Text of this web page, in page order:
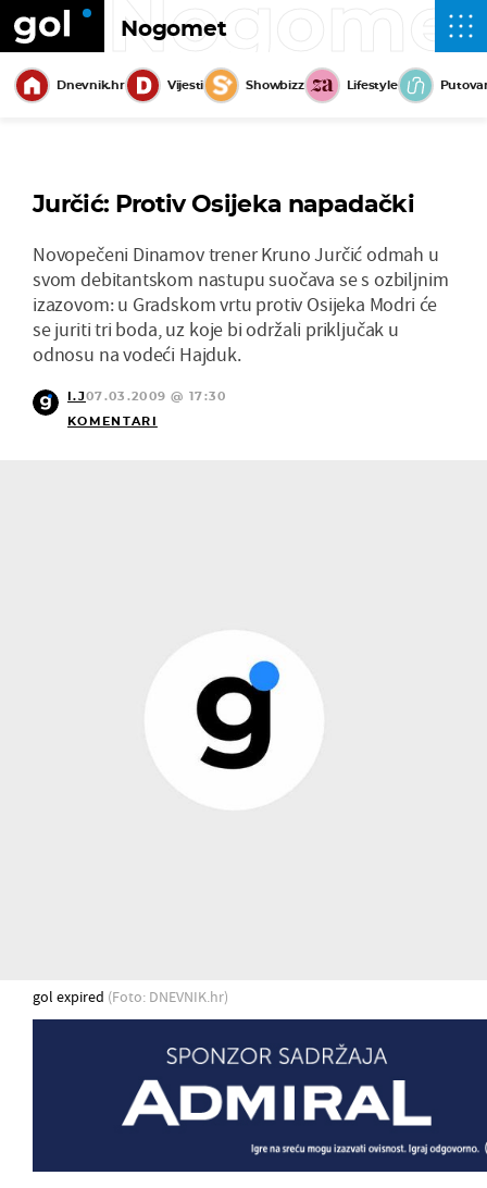
Nogomet
Dnevnik.hr Vijesti Showbizz Lifestyle
Jurčić: Protiv Osijeka napadački
Novopečeni Dinamov trener Kruno Jurčić odmah u
svom debitantskom nastupu suočava se s ozbiljnim
izazovom: u Gradskom vrtu protiv Osijeka Modri će
se juriti tri boda, uz koje bi održali priključak u
odnosu na vodeći Hajduk.
I.J07.03.2009 @ 17:30
KOMENTARI
gol expired (Foto: DNEVNIK.hr)